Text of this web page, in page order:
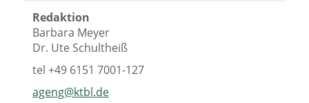
Redaktion
Barbara Meyer
Dr. Ute Schultheiß
tel+49 6151 7001-127
ageng@ktbl.de